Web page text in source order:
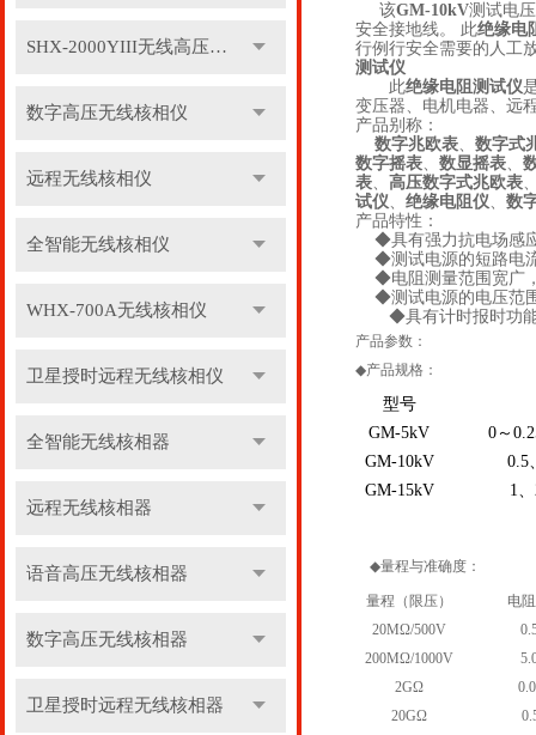
SHX-2000YIII无线高压核相仪
数字高压无线核相仪
远程无线核相仪
全智能无线核相仪
WHX-700A无线核相仪
卫星授时远程无线核相仪
全智能无线核相器
远程无线核相器
语音高压无线核相器
数字高压无线核相器
卫星授时远程无线核相器
该GM-10kV测试电
安全接地线。 此绝缘电
行例行安全需要的人工
测试仪
此绝缘电阻测试仪
变压器、电机电器、远
产品别称：
数字兆欧表、 数字式
数字摇表、 数显摇表、
表、 高压数字式兆欧表
试仪、 绝缘电阻仪、 数
产品特性：
◆具有强力抗电场感应
◆测试电源的短路电流
◆电阻测量范围宽广
◆测试电源的电压范围
◆具有计时报时功
产品参数：
◆产品规格：
型号
GM-5kV
0～
GM-10kV
0.5
GM-15kV
1、
◆量程与准确度：
量程（限压）
电
20MΩ/500V
200MΩ/1000V
2GΩ
20GΩ